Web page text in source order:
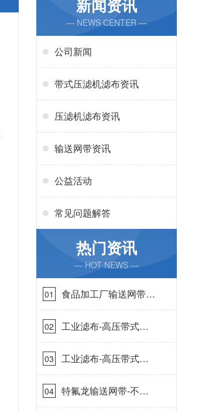
新闻资讯
— NEWS CENTER —
公司新闻
带式压滤机滤布资讯
压滤机滤布资讯
输送网带资讯
公益活动
常见问题解答
热门资讯
— HOT NEWS —
01
食品加工厂输送网带哪
里有-耐温耐磨{丹娜鸶
过滤}
02
工业滤布-高压带式滤
布需要高强耐磨吗{丹
娜鸶过滤}
03
工业滤布-高压带式滤
布一定要高强耐磨{丹
娜鸶过滤}
04
特氟龙输送网带-不惧
高温{丹娜鸶过滤}